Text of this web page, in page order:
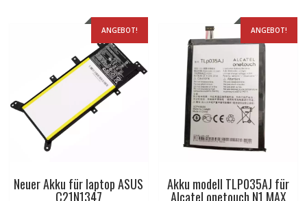
ANGEBOT!
Neuer Akku für laptop ASUS
C21N1347
ANGEBOT!
Akku modell TLP035AJ für
Alcatel onetouch N1 MAX